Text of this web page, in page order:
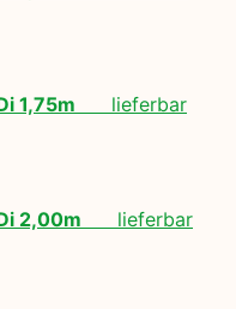
1,75m lieferbar
2,00m lieferbar